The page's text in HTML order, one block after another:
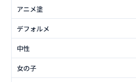
アニメ塗
デフォルメ
中性
女の子